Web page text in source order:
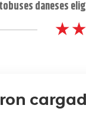
daneses
★